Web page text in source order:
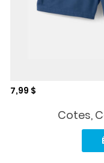
Prix de solde
7,99 $
Cotes,